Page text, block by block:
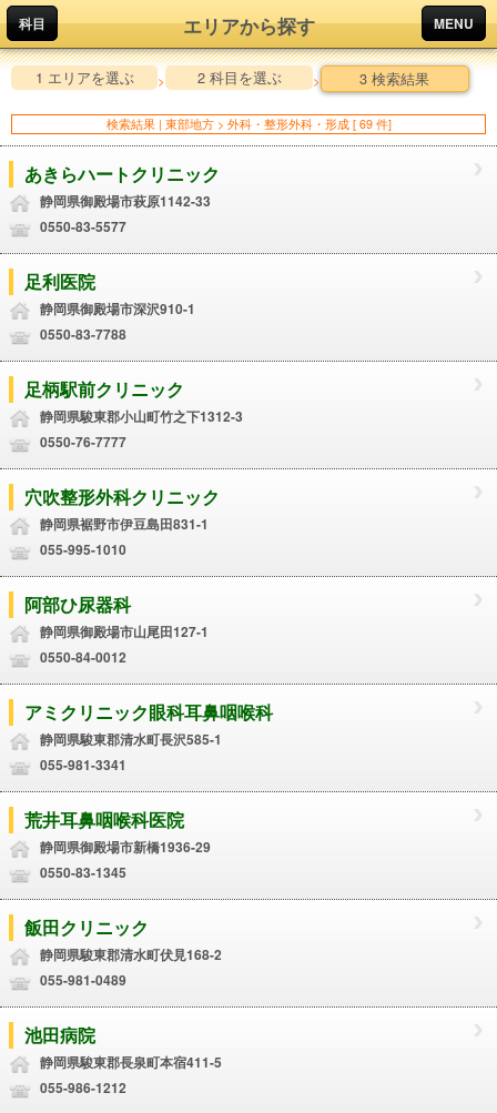
科目 エリアから探す MENU
1 エリアを選ぶ > 2 科目を選ぶ > 3 検索結果
検索結果 | 東部地方 > 外科・整形外科・形成 [ 69 件]
あきらハートクリニック
静岡県御殿場市萩原1142-33
0550-83-5577
足利医院
静岡県御殿場市深沢910-1
0550-83-7788
足柄駅前クリニック
静岡県駿東郡小山町竹之下1312-3
0550-76-7777
穴吹整形外科クリニック
静岡県裾野市伊豆島田831-1
055-995-1010
阿部ひ尿器科
静岡県御殿場市山尾田127-1
0550-84-0012
アミクリニック眼科耳鼻咽喉科
静岡県駿東郡清水町長沢585-1
055-981-3341
荒井耳鼻咽喉科医院
静岡県御殿場市新橋1936-29
0550-83-1345
飯田クリニック
静岡県駿東郡清水町伏見168-2
055-981-0489
池田病院
静岡県駿東郡長泉町本宿411-5
055-986-1212